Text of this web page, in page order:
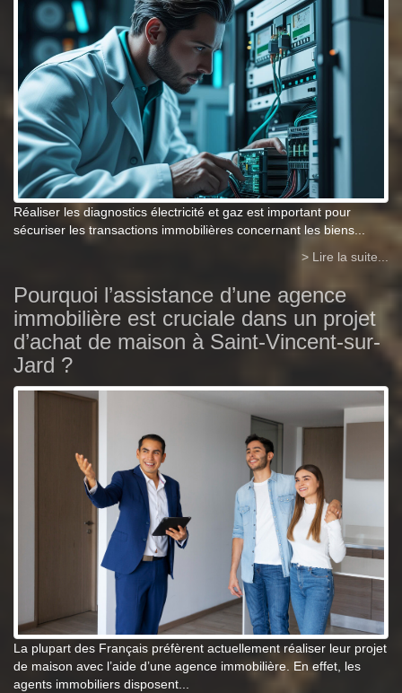
Réaliser les diagnostics électricité et gaz est important pour
sécuriser les transactions immobilières concernant les biens...
> Lire la suite...
Pourquoi l’assistance d’une agence
immobilière est cruciale dans un projet
d’achat de maison à Saint-Vincent-sur-
Jard ?
La plupart des Français préfèrent actuellement réaliser leur projet
de maison avec l’aide d’une agence immobilière. En effet, les
agents immobiliers disposent...